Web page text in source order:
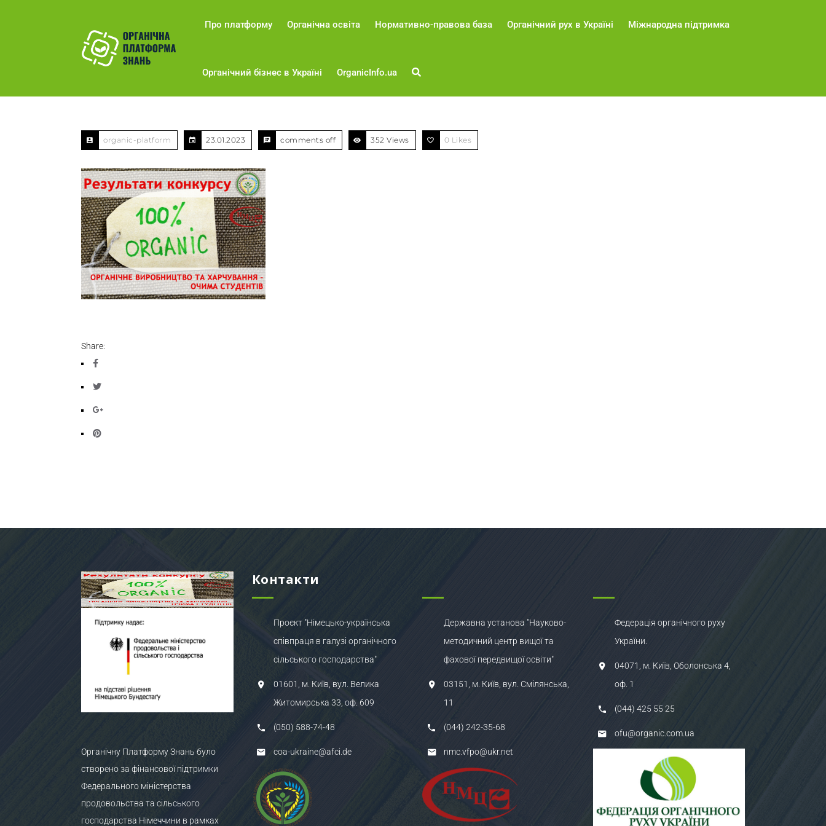
Про платформу Органічна освіта Нормативно-правова база Органічний рух в Україні Міжнародна підтримка
Органічний бізнес в Україні OrganicInfo.ua
organic-platform 23.01.2023 comments off 352 Views 0 Likes
Share:
Органічну Платформу Знань було
створено за фінансової підтримки
Федерального міністерства
продовольства та сільського
господарства Німеччини в рамках
Контакти
Проєкт "Німецько-українська
співпраця в галузі органічного
сільського господарства"
01601, м. Київ, вул. Велика
Житомирська 33, оф. 609
(050) 588-74-48
coa-ukraine@afci.de
Державна установа "Науково-
методичний центр вищої та
фахової передвищої освіти"
03151, м. Київ, вул. Смілянська,
11
(044) 242-35-68
nmc.vfpo@ukr.net
Федерація органічного руху
України.
04071, м. Київ, Оболонська 4,
оф. 1
(044) 425 55 25
ofu@organic.com.ua